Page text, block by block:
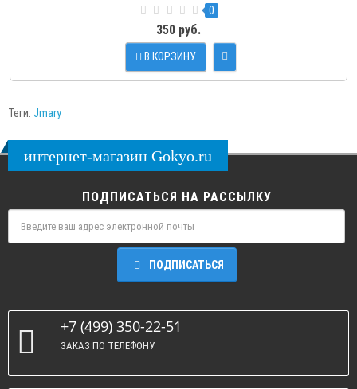
0
350 руб.
В КОРЗИНУ
Теги: Jmary
интернет-магазин Gokyo.ru
ПОДПИСАТЬСЯ НА РАССЫЛКУ
ПОДПИСАТЬСЯ
+7 (499) 350-22-51
ЗАКАЗ ПО ТЕЛЕФОНУ